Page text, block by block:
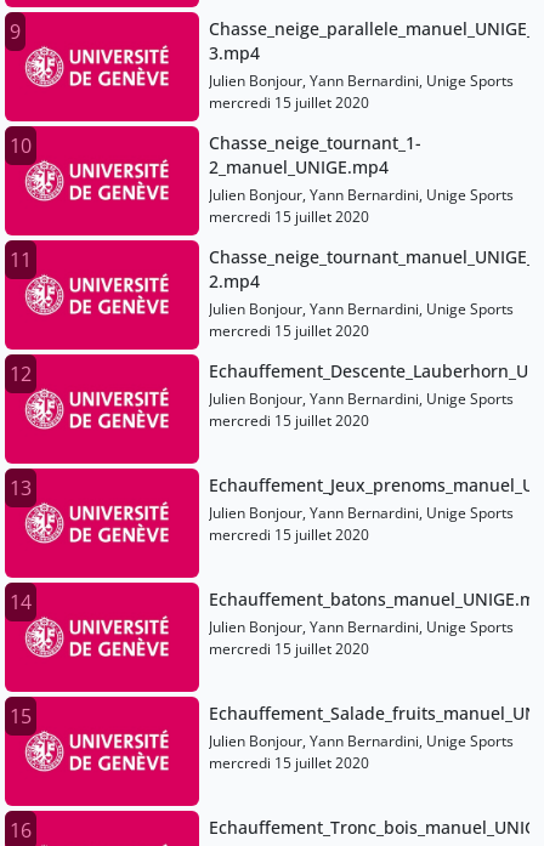
9
3.mp4
Julien Bonjour, Yann Bernardini, Unige Sports
mercredi 15 juillet 2020
10
Chasse_neige_tournant_1-
2_manuel_UNIGE.mp4
Julien Bonjour, Yann Bernardini, Unige Sports
mercredi 15 juillet 2020
11
2.mp4
Julien Bonjour, Yann Bernardini, Unige Sports
mercredi 15 juillet 2020
12
Julien Bonjour, Yann Bernardini, Unige Sports
mercredi 15 juillet 2020
13
Julien Bonjour, Yann Bernardini, Unige Sports
mercredi 15 juillet 2020
14
Julien Bonjour, Yann Bernardini, Unige Sports
mercredi 15 juillet 2020
15
Julien Bonjour, Yann Bernardini, Unige Sports
mercredi 15 juillet 2020
16